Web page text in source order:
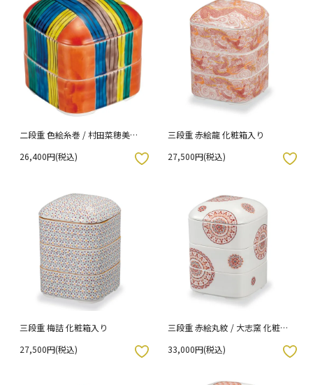
二段重 色絵糸巻 / 村田菜穂美
26,400円(税込)
三段重 赤絵龍 化粧箱入り
27,500円(税込)
お気に入りボタン
三段重 梅詰 化粧箱入り
27,500円(税込)
三段重 赤絵丸紋 / 大志窯 化粧箱
33,000円(税込)
お気に入りボタン